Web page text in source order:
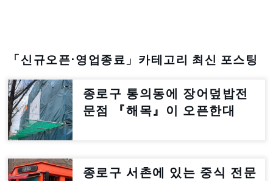
「신규오픈⋅영업종료」카테고리 최신 포스팅
종로구 통의동에 장어덮밥전
문점 『해목』이 오픈한대
종로구 서촌에 있는 중식 전문